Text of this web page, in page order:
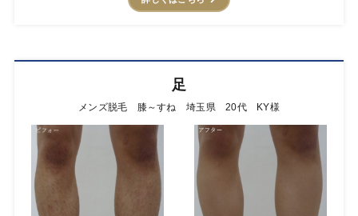
足
メンズ脱毛 膝～すね 埼玉県 20代 KY様